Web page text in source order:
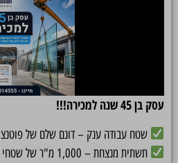
עסק בן 45 שנה למכירה!!!
שטח עבודה ענק – דונם שלם של